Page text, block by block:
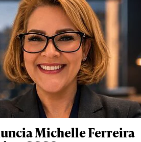
Michelle Ferreira